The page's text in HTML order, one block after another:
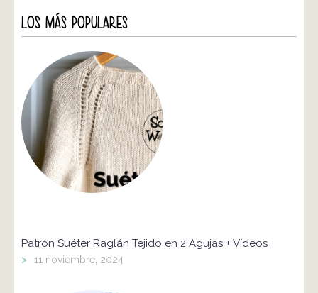
LOS MÁS POPULARES
Patrón Suéter Raglán Tejido en 2 Agujas + Vídeos
> 11 noviembre, 2024